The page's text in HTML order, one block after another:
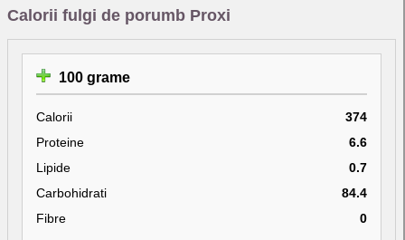
Calorii fulgi de porumb Proxi
100 grame
Calorii
374
Proteine
6.6
Lipide
0.7
Carbohidrati
84.4
Fibre
0